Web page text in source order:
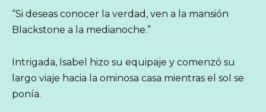
“Si deseas conocer la verdad, ven a la mansión
Blackstone a la medianoche.”
Intrigada, Isabel hizo su equipaje y comenzó su
largo viaje hacia la ominosa casa mientras el sol se
ponía.